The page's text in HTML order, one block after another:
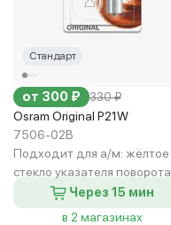
Стандарт
от 300 ₽ 330 ₽
Osram Original P21W
7506-02B
Подходит для а/м: жёлтое
стекло указателя поворота
Через 15 мин
в 2 магазинах